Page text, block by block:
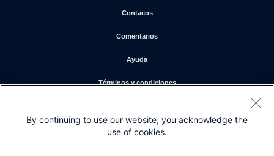
ContacosSe abre en una nueva ventana
ComentariosSe abre en una nueva ventana
AyudaSe abre en una nueva ventana
Términos y condicionesSe abre en una nueva ventana
Se abre en una nueva ventana
CookiesSe abre en una nueva ventana
By continuing to use our website, you acknowledge the
use of cookies.